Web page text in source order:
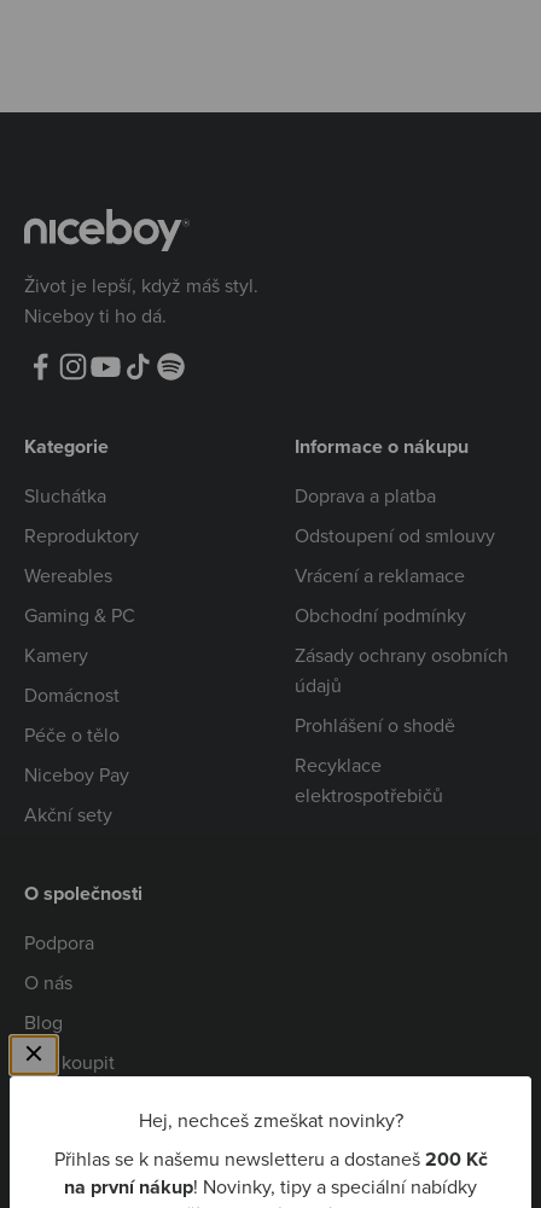
Hej, nechceš zmeškat novinky?
Přihlas se k našemu newsletteru a dostaneš200 Kč
na první nákup! Novinky, tipy a speciální nabídky
Život je lepší, když máš styl.
Niceboy ti ho dá.
Kategorie
Sluchátka
Reproduktory
Wereables
Gaming & PC
Kamery
Domácnost
Péče o tělo
Niceboy Pay
Akční sety
Informace o nákupu
Doprava a platba
Odstoupení od smlouvy
Vrácení a reklamace
Obchodní podmínky
Zásady ochrany osobních
údajů
Prohlášení o shodě
Recyklace
elektrospotřebičů
O společnosti
Podpora
O nás
Blog
Kde koupit
Niceboy Pay